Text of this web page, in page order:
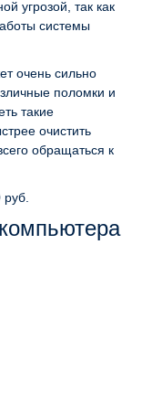
угрозой, так как
системы
очень сильно
поломки и
такие
очистить
обращаться к